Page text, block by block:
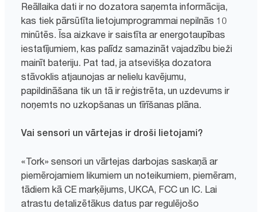
Reāllaika dati ir no dozatora saņemta informācija,
kas tiek pārsūtīta lietojumprogrammai nepilnās 10
minūtēs. Īsa aizkave ir saistīta ar energotaupības
iestatījumiem, kas palīdz samazināt vajadzību bieži
mainīt bateriju. Pat tad, ja atsevišķa dozatora
stāvoklis atjaunojas ar nelielu kavējumu,
papildināšana tik un tā ir reģistrēta, un uzdevums ir
noņemts no uzkopšanas un tīrīšanas plāna.
Vai sensori un vārtejas ir droši lietojami?
«Tork» sensori un vārtejas darbojas saskaņā ar
piemērojamiem likumiem un noteikumiem, piemēram,
tādiem kā CE marķējums, UKCA, FCC un IC. Lai
atrastu detalizētākus datus par regulējošo